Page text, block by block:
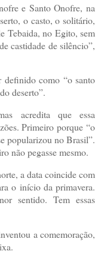
e Santo Onofre, na
o casto, o solitário,
Tebaida, no Egito, sem
castidade de silêncio”,
definido como “o santo
deserto”.
acredita que essa
Primeiro porque “o
popularizou no Brasil”.
não pegasse mesmo.
a data coincide com
o início da primavera.
sentido. Tem essas
a comemoração,